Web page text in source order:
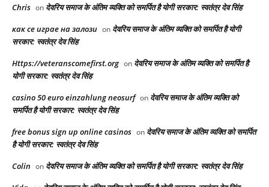
Chris on देवरिय समाज के अंतिम व्यक्ति को समर्पित है योगी सरकार: स्वतंत्र देव सिंह
как се играе на залози on देवरिय समाज के अंतिम व्यक्ति को समर्पित है योगी
सरकार: स्वतंत्र देव सिंह
Https://veteranscomefirst.org on देवरिय समाज के अंतिम व्यक्ति को समर्पित है
योगी सरकार: स्वतंत्र देव सिंह
casino 50 euro einzahlung neosurf on देवरिय समाज के अंतिम व्यक्ति को
समर्पित है योगी सरकार: स्वतंत्र देव सिंह
free bonus sign up online casinos on देवरिय समाज के अंतिम व्यक्ति को समर्पित
है योगी सरकार: स्वतंत्र देव सिंह
Colin on देवरिय समाज के अंतिम व्यक्ति को समर्पित है योगी सरकार: स्वतंत्र देव सिंह